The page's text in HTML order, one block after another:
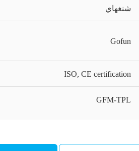
شنغهاي
Gofun
ISO, CE certification
GFM-TPL